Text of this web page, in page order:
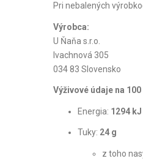
Pri nebalených
Výrobca:
U Ňaňa s.r.o.
Ivachnová 305
034 83 Slovensko
Výživové údaje na 100
Energia: 1294
Tuky: 24 g
z toho